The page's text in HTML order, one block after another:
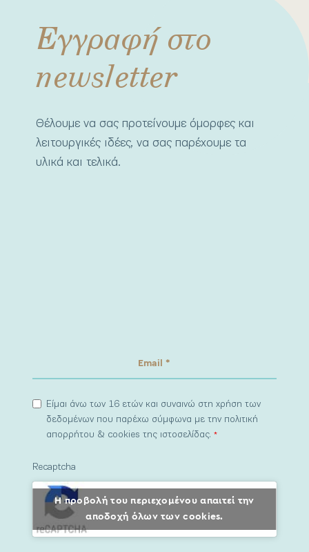
Εγγραφή στο
newsletter
Θέλουμε να σας προτείνουμε όμορφες και
λειτουργικές ιδέες, να σας παρέχουμε τα
υλικά και τελικά.
Είμαι άνω των 16 ετών και συναινώ στη χρήση των
δεδομένων που παρέχω σύμφωνα με την πολιτική
απορρήτου & cookies της ιστοσελίδας.*
Recaptcha
Η προβολή του περιεχομένου απαιτεί την
αποδοχή όλων των cookies.